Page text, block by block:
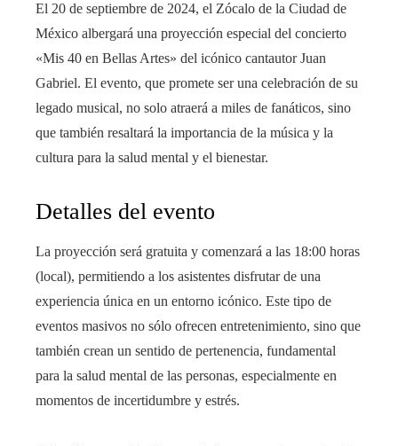
El 20 de septiembre de 2024, el Zócalo de la Ciudad de
México albergará una proyección especial del concierto
«Mis 40 en Bellas Artes» del icónico cantautor Juan
Gabriel. El evento, que promete ser una celebración de su
legado musical, no solo atraerá a miles de fanáticos, sino
que también resaltará la importancia de la música y la
cultura para la salud mental y el bienestar.
Detalles del evento
La proyección será gratuita y comenzará a las 18:00 horas
(local), permitiendo a los asistentes disfrutar de una
experiencia única en un entorno icónico. Este tipo de
eventos masivos no sólo ofrecen entretenimiento, sino que
también crean un sentido de pertenencia, fundamental
para la salud mental de las personas, especialmente en
momentos de incertidumbre y estrés.